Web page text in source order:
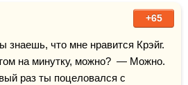
+65
на минутку, можно?  — Можно.
раз ты поцеловался с